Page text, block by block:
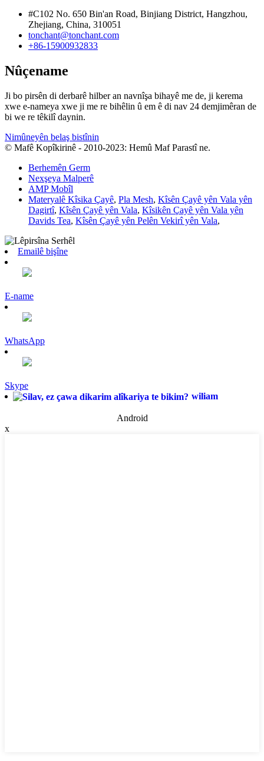
#C102 No. 650 Bin'an Road, Binjiang District, Hangzhou,
Zhejiang, China, 310051
tonchant@tonchant.com
+86-15900932833
Nûçename
Ji bo pirsên di derbarê hilber an navnîşa bihayê me de, ji kerema
xwe e-nameya xwe ji me re bihêlin û em ê di nav 24 demjimêran de
bi we re têkilî daynin.
Nimûneyên belaş bistînin
© Mafê Kopîkirinê - 2010-2023: Hemû Maf Parastî ne.
Berhemên Germ
Nexşeya Malperê
AMP Mobîl
Materyalê Kîsika Çayê, Pla Mesh, Kîsên Çayê yên Vala yên
Dagirtî, Kîsên Çayê yên Vala, Kîsikên Çayê yên Vala yên
Davids Tea, Kîsên Çayê yên Pelên Vekirî yên Vala,
Emailê bişîne
E-name
WhatsApp
Skype
wiliam
Android
x